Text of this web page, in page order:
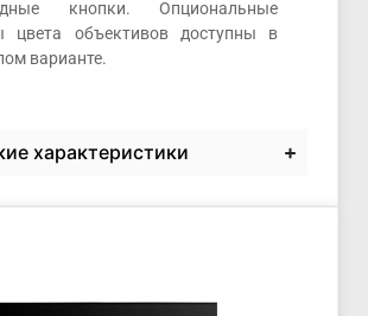
кнопки. Опциональные
цвета объективов доступны в
варианте.
характеристики